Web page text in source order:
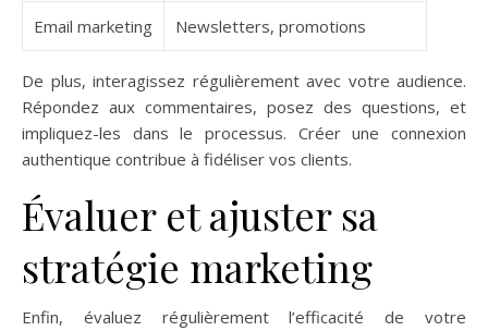
Email marketing Newsletters, promotions
De plus, interagissez régulièrement avec votre audience.
Répondez aux commentaires, posez des questions, et
impliquez-les dans le processus. Créer une connexion
authentique contribue à fidéliser vos clients.
Évaluer et ajuster sa
stratégie marketing
Enfin, évaluez régulièrement l’efficacité de votre